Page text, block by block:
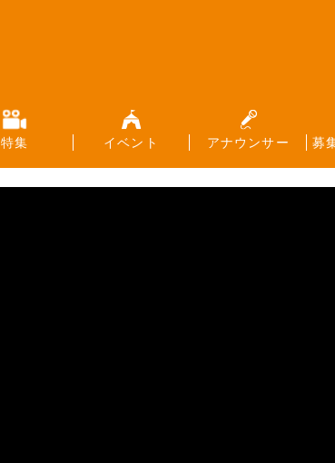
特集 イベント アナウンサー 募